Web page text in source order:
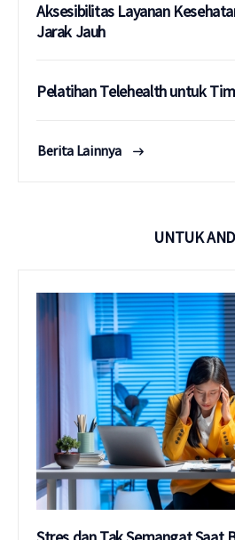
Aksesibilitas Layanan
Jarak Jauh
Pelatihan Telehealth untuk
Berita Lainnya
UNTUK